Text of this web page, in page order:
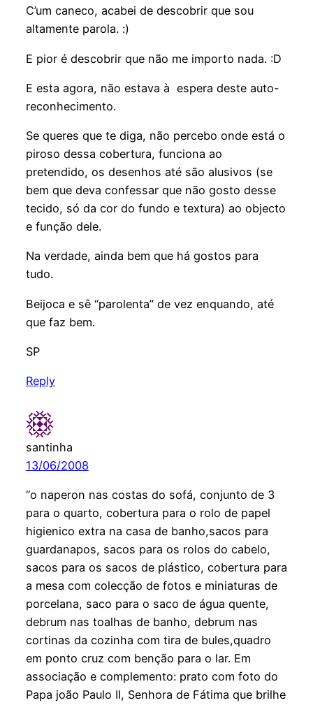
C’um caneco, acabei de descobrir que sou
altamente parola. :)
E pior é descobrir que não me importo nada. :D
E esta agora, não estava à espera deste auto-
reconhecimento.
Se queres que te diga, não percebo onde está o
piroso dessa cobertura, funciona ao
pretendido, os desenhos até são alusivos (se
bem que deva confessar que não gosto desse
tecido, só da cor do fundo e textura) ao objecto
e função dele.
Na verdade, ainda bem que há gostos para
tudo.
Beijoca e sê “parolenta” de vez enquando, até
que faz bem.
SP
Reply
santinha
13/06/2008
“o naperon nas costas do sofá, conjunto de 3
para o quarto, cobertura para o rolo de papel
higienico extra na casa de banho,sacos para
guardanapos, sacos para os rolos do cabelo,
sacos para os sacos de plástico, cobertura para
a mesa com colecção de fotos e miniaturas de
porcelana, saco para o saco de água quente,
debrum nas toalhas de banho, debrum nas
cortinas da cozinha com tira de bules,quadro
em ponto cruz com benção para o lar. Em
associação e complemento: prato com foto do
Papa joão Paulo II, Senhora de Fátima que brilhe